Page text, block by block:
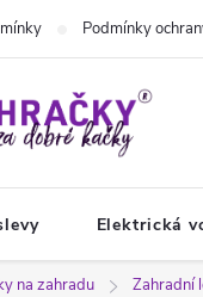
Podmínky
Elektrická
na zahradu Zahradní